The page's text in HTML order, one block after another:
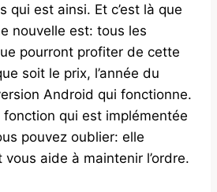
qui est ainsi. Et c’est là que
nouvelle est: tous les
pourront profiter de cette
soit le prix, l’année du
Android qui fonctionne.
fonction qui est implémentée
pouvez oublier: elle
vous aide à maintenir l’ordre.